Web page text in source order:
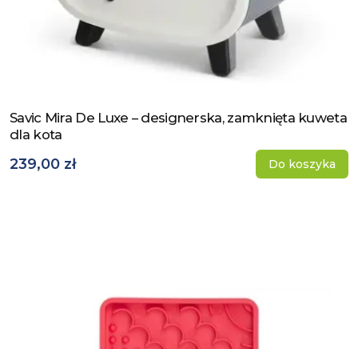
Zobacz produkt
Savic Mira De Luxe – designerska, zamknięta kuweta
dla kota
239,00 zł Do koszyka